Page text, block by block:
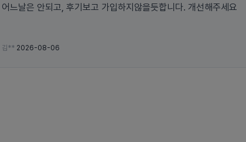
어느날은 안되고, 후기보고 가입하지않을듯합니다. 개선해주세요
김** 2026-08-06